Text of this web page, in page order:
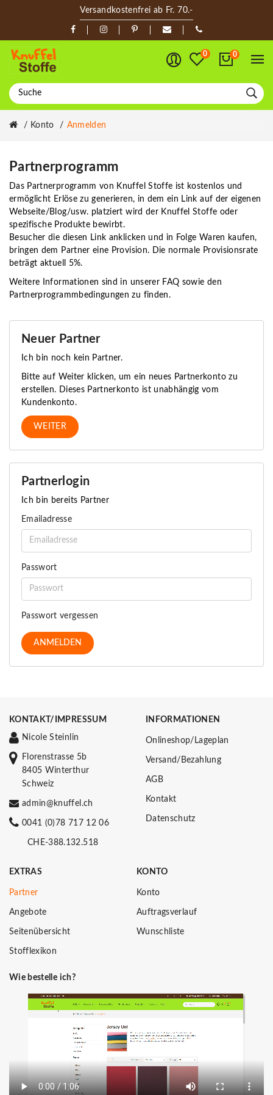
Versandkostenfrei ab Fr. 70.-
0 0
Konto Anmelden
Partnerprogramm
Das Partnerprogramm von Knuffel Stoffe ist kostenlos und
ermöglicht Erlöse zu generieren, in dem ein Link auf der eigenen
Webseite/Blog/usw. platziert wird der Knuffel Stoffe oder
spezifische Produkte bewirbt.
Besucher die diesen Link anklicken und in Folge Waren kaufen,
bringen dem Partner eine Provision. Die normale Provisionsrate
beträgt aktuell 5%.
Weitere Informationen sind in unserer FAQ sowie den
Partnerprogrammbedingungen zu finden.
Neuer Partner
Ich bin noch kein Partner.
Bitte auf Weiter klicken, um ein neues Partnerkonto zu
erstellen. Dieses Partnerkonto ist unabhängig vom
Kundenkonto.
WEITER
Partnerlogin
Ich bin bereits Partner
Emailadresse
Passwort
Passwort vergessen
KONTAKT/IMPRESSUM
Nicole Steinlin
Florenstrasse 5b
8405 Winterthur
Schweiz
admin@knuffel.ch
0041 (0)78 717 12 06
CHE-388.132.518
INFORMATIONEN
Onlineshop/Lageplan
Versand/Bezahlung
AGB
Kontakt
Datenschutz
EXTRAS
Partner
Angebote
Seitenübersicht
Stofflexikon
KONTO
Konto
Auftragsverlauf
Wunschliste
Wie bestelle ich?